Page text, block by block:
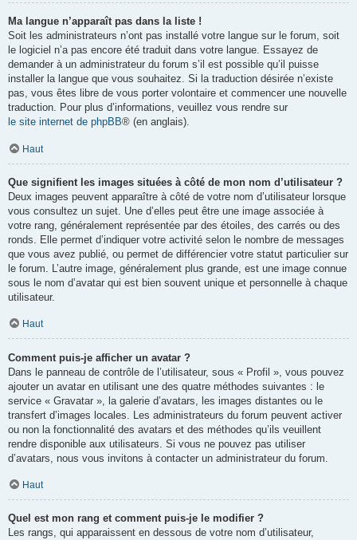
Ma langue n’apparaît pas dans la liste !
Soit les administrateurs n’ont pas installé votre langue sur le forum, soit
le logiciel n’a pas encore été traduit dans votre langue. Essayez de
demander à un administrateur du forum s’il est possible qu’il puisse
installer la langue que vous souhaitez. Si la traduction désirée n’existe
pas, vous êtes libre de vous porter volontaire et commencer une nouvelle
traduction. Pour plus d’informations, veuillez vous rendre sur
le site internet de phpBB® (en anglais).
Haut
Que signifient les images situées à côté de mon nom d’utilisateur ?
Deux images peuvent apparaître à côté de votre nom d’utilisateur lorsque
vous consultez un sujet. Une d’elles peut être une image associée à
votre rang, généralement représentée par des étoiles, des carrés ou des
ronds. Elle permet d’indiquer votre activité selon le nombre de messages
que vous avez publié, ou permet de différencier votre statut particulier sur
le forum. L’autre image, généralement plus grande, est une image connue
sous le nom d’avatar qui est bien souvent unique et personnelle à chaque
utilisateur.
Haut
Comment puis-je afficher un avatar ?
Dans le panneau de contrôle de l’utilisateur, sous « Profil », vous pouvez
ajouter un avatar en utilisant une des quatre méthodes suivantes : le
service « Gravatar », la galerie d’avatars, les images distantes ou le
transfert d’images locales. Les administrateurs du forum peuvent activer
ou non la fonctionnalité des avatars et des méthodes qu’ils veuillent
rendre disponible aux utilisateurs. Si vous ne pouvez pas utiliser
d’avatars, nous vous invitons à contacter un administrateur du forum.
Haut
Quel est mon rang et comment puis-je le modifier ?
Les rangs, qui apparaissent en dessous de votre nom d’utilisateur,